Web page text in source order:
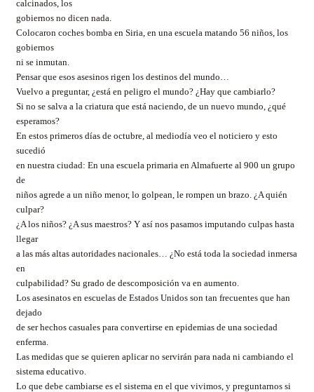
calcinados, los
gobiernos no dicen nada.
Colocaron coches bomba en Siria, en una escuela matando 56 niños, los
gobiernos
ni se inmutan.
Pensar que esos asesinos rigen los destinos del mundo…
Vuelvo a preguntar, ¿está en peligro el mundo? ¿Hay que cambiarlo?
Si no se salva a la criatura que está naciendo, de un nuevo mundo, ¿qué
esperamos?
En estos primeros días de octubre, al mediodía veo el noticiero y esto
sucedió
en nuestra ciudad: En una escuela primaria en Almafuerte al 900 un grupo
de
niños agrede a un niño menor, lo golpean, le rompen un brazo. ¿A quién
culpar?
¿A los niños? ¿A sus maestros? Y así nos pasamos imputando culpas hasta
llegar
a las más altas autoridades nacionales… ¿No está toda la sociedad inmersa
en
culpabilidad? Su grado de descomposición va en aumento.
Los asesinatos en escuelas de Estados Unidos son tan frecuentes que han
dejado
de ser hechos casuales para convertirse en epidemias de una sociedad
enferma.
Las medidas que se quieren aplicar no servirán para nada ni cambiando el
sistema educativo.
Lo que debe cambiarse es el sistema en el que vivimos, y preguntarnos si